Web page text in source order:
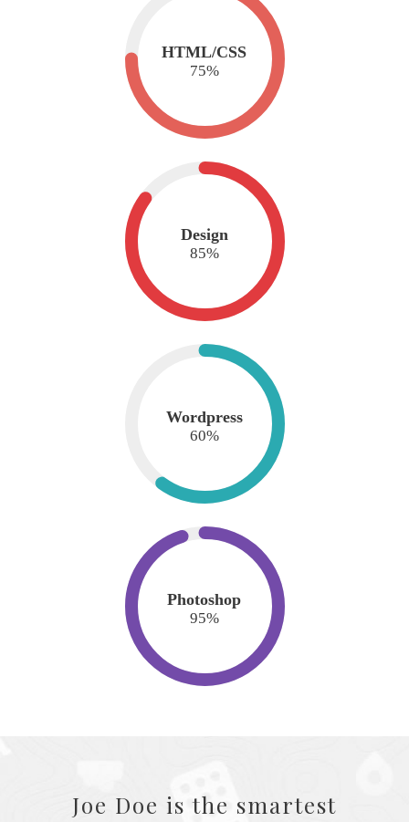
HTML/CSS
75%
Design
85%
Wordpress
60%
Photoshop
95%
Joe Doe is the smartest